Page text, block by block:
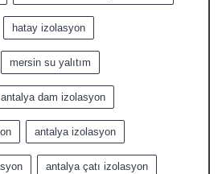
hatay izolasyon
mersin su yalıtım
antalya dam izolasyon
antalya izolasyon
antalya çatı izolasyon